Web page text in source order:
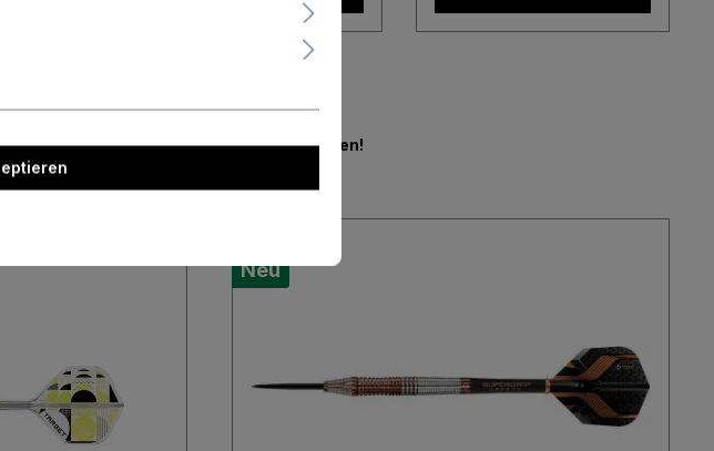
Glück echte Schnäppchen.Jetzt mitbieten!
Neu